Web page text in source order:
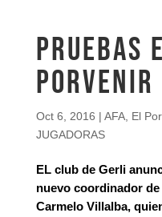
Pruebas
Porvenir
Oct 6, 2016 | AFA, El
JUGADORAS
EL club de Gerli
nuevo coordinador
Carmelo Villalba,